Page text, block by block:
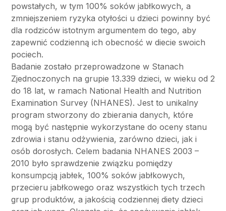
powstałych, w tym 100% soków jabłkowych, a
zmniejszeniem ryzyka otyłości u dzieci powinny być
dla rodziców istotnym argumentem do tego, aby
zapewnić codzienną ich obecność w diecie swoich
pociech.
Badanie zostało przeprowadzone w Stanach
Zjednoczonych na grupie 13.339 dzieci, w wieku od 2
do 18 lat, w ramach National Health and Nutrition
Examination Survey (NHANES). Jest to unikalny
program stworzony do zbierania danych, które
mogą być następnie wykorzystane do oceny stanu
zdrowia i stanu odżywienia, zarówno dzieci, jak i
osób dorosłych. Celem badania NHANES 2003 –
2010 było sprawdzenie związku pomiędzy
konsumpcją jabłek, 100% soków jabłkowych,
przecieru jabłkowego oraz wszystkich tych trzech
grup produktów, a jakością codziennej diety dzieci